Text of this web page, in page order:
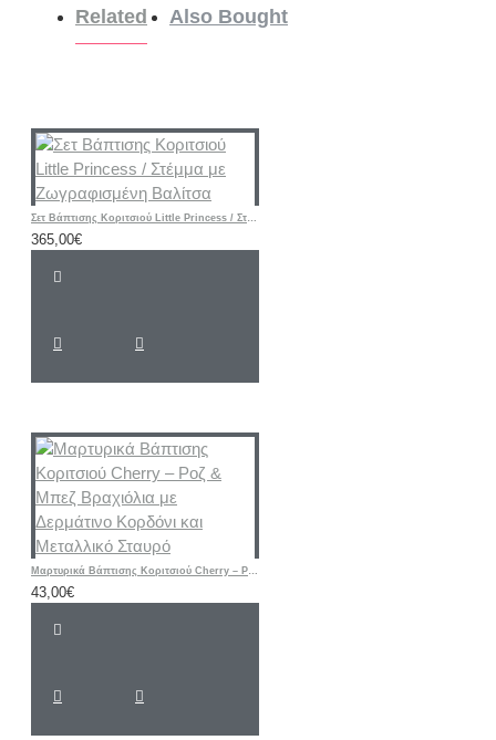
Related Also Bought
Σετ Βάπτισης Κοριτσιού Little Princess / Στέμμα με Ζωγραφισμένη Βαλίτσα
365,00€
Μαρτυρικά Βάπτισης Κοριτσιού Cherry – Ροζ & Μπεζ Βραχιόλια με Δερμάτινο Κορδόνι και Μεταλλικό Σταυρό
43,00€